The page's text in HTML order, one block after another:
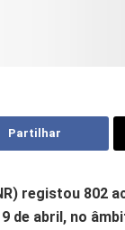
Partilhar
registou
de abril, no